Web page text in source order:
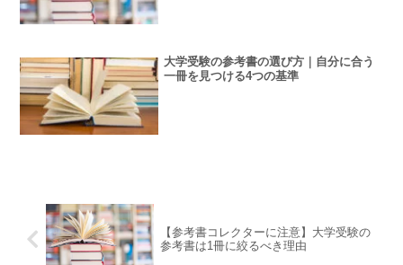
大学受験の参考書の選び方｜自分に合う
一冊を見つける4つの基準
【参考書コレクターに注意】大学受験の
参考書は1冊に絞るべき理由